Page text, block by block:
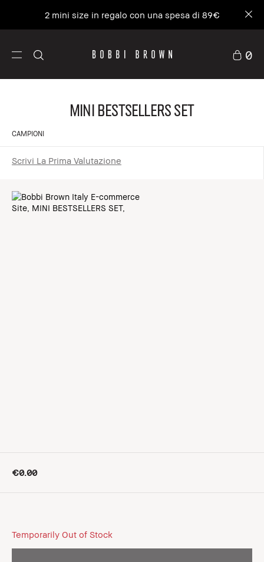
2 mini size in regalo con una spesa di 89€
0
MINI BESTSELLERS SET
CAMPIONI
Scrivi La Prima Valutazione
€0.00
Temporarily Out of Stock